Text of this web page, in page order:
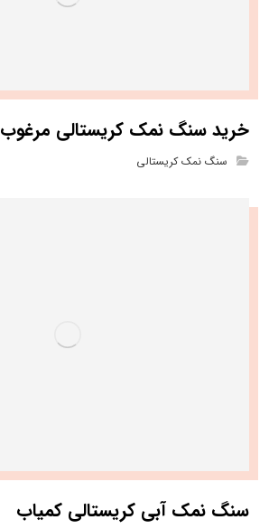
خرید سنگ نمک کریستالی مرغوب
سنگ نمک کریستالی
سنگ نمک آبی کریستالی کمیاب